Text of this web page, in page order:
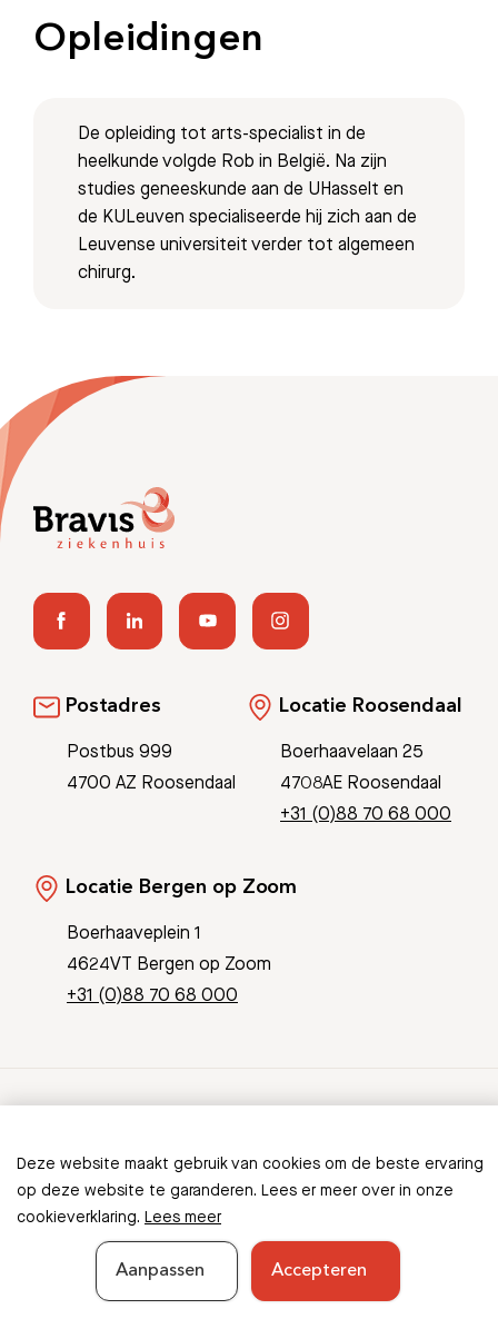
Deze website maakt gebruik van cookies om de beste ervaring
op deze website te garanderen. Lees er meer over in onze
cookieverklaring. Lees meer
Aanpassen Accepteren
Opleidingen
De opleiding tot arts-specialist in de
heelkunde volgde Rob in België. Na zijn
studies geneeskunde aan de UHasselt en
de KULeuven specialiseerde hij zich aan de
Leuvense universiteit verder tot algemeen
chirurg.
Postadres
Postbus 999
4700 AZ Roosendaal
Locatie Roosendaal
Boerhaavelaan 25
4708AE Roosendaal
+31 (0)88 70 68 000
Locatie Bergen op Zoom
Boerhaaveplein 1
4624VT Bergen op Zoom
+31 (0)88 70 68 000
Patient Journey App
Contact
Informatieveiligheid
Sitemap